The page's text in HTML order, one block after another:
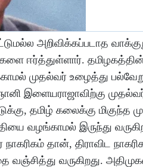
அறிவிக்கப்படாத
ஈர்த்துள்ளார்.
முதல்வர் உழைத்து
இளையராஜாவிற்கு முதல்வர்
தமிழ் கலைக்கு
வழங்காமல் இருந்து
தான், திராவிட
வஞ்சித்து வருகிறது.